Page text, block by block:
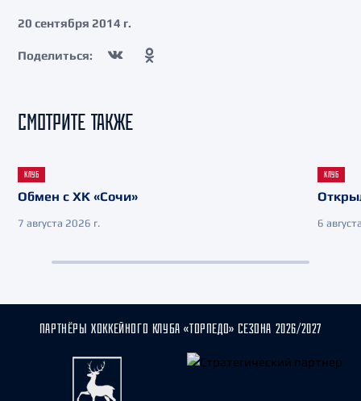
20 сентября 2014 г.
Поделиться:
СМОТРИТЕ ТАКЖЕ
КЛУБ
Обмен с ХК «Сочи»
7 августа 2026 г.
КЛУБ
6
ПАРТНЁРЫ ХОККЕЙНОГО КЛУБА «ТОРПЕДО» СЕЗОНА 2026/2027